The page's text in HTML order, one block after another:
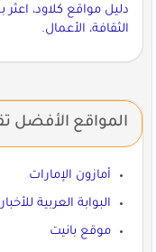
دليل مواقع كلاود، اعثر
الثقافة، الأعمال.
المواقع الأفضل
أمازون الإمارات
البوابة العربية للأخبار
موقع بانيت